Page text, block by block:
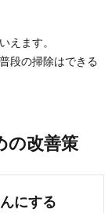
えます。
段の掃除はできる
の改善策
にする